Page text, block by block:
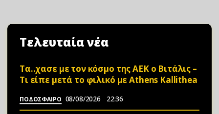
Τελευταία νέα
Τα..χασε με τον κόσμο της ΑΕΚ ο Βιτάλις –
Τι είπε μετά το φιλικό με Athens Kallithea
ΠΟΔΟΣΦΑΙΡΟ 08/08/2026 22:36